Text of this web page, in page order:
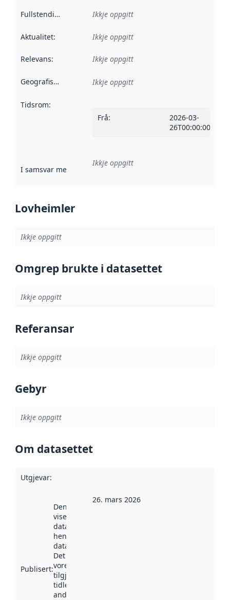
Fullstendigheit Ikkje oppgitt
Aktualitet: Ikkje oppgitt
Relevans: Ikkje oppgitt
Geografisk område Ikkje oppgitt
Tidsrom:
Frå:
2026-03-
26T00:00:00Z
I samsvar med Referanse til ei implementeringsregel eller
Ikkje oppgitt
Lovheimler
Ikkje oppgitt
Omgrep brukte i datasettet
Ikkje oppgitt
Referansar
Ikkje oppgitt
Gebyr
Ikkje oppgitt
Om datasettet
Utgjevar:
Publisert:
Denne datoen
viser når
datasettet vart
henta inn av
data.norge.no.
Det kan ha
vore
tilgjengeleg
tidlegare
andre stader.
26. mars 2026